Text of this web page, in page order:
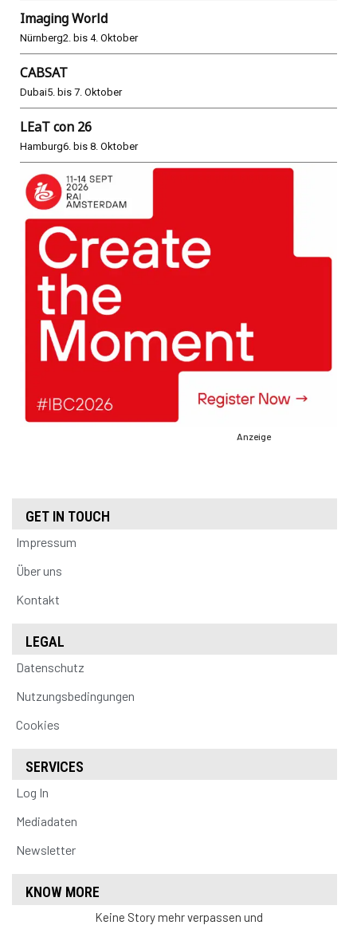
Imaging World
Nürnberg2. bis 4. Oktober
CABSAT
Dubai5. bis 7. Oktober
LEaT con 26
Hamburg6. bis 8. Oktober
Anzeige
GET IN TOUCH
Impressum
Über uns
Kontakt
LEGAL
Datenschutz
Nutzungsbedingungen
Cookies
SERVICES
Log In
Mediadaten
Newsletter
KNOW MORE
Keine Story mehr verpassen und